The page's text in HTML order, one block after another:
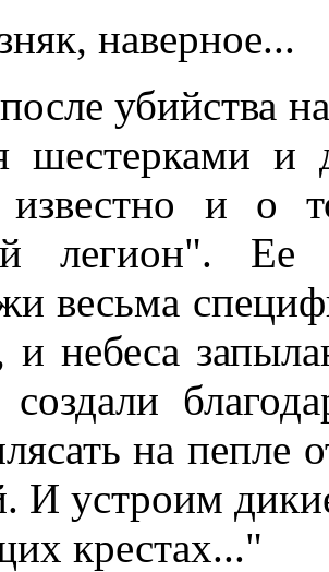
наверное...
убийства
шестерками и
известно и о
легион". Ее
весьма
и небеса
на
И устроим
крестах..."